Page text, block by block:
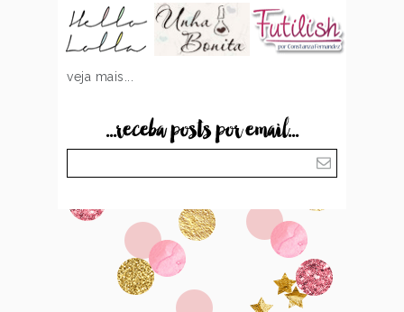
veja mais...
...receba posts por email...